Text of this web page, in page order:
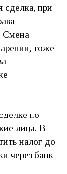
сделка, при
Смена
тоже
по
лица. В
налог до
через банк